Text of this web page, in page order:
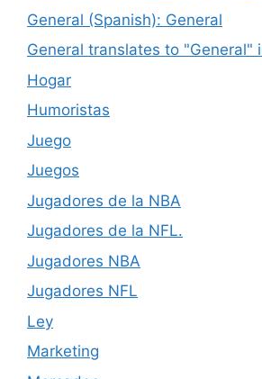
General (Spanish): General
General translates to "General"
Hogar
Humoristas
Juego
Juegos
Jugadores de la NBA
Jugadores de la NFL.
Jugadores NBA
Jugadores NFL
Ley
Marketing